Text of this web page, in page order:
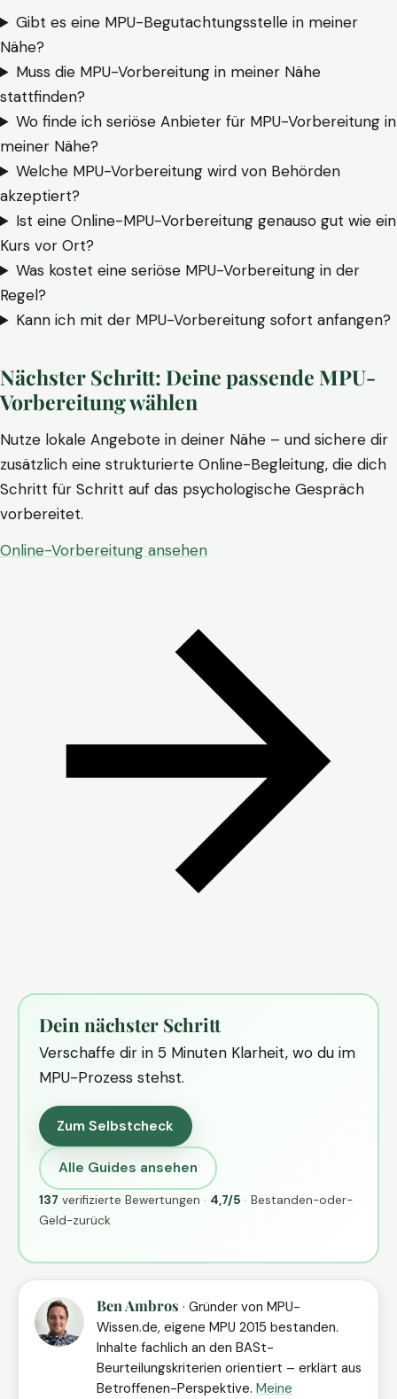
Gibt es eine MPU-Begutachtungsstelle in meiner
Nähe?
Muss die MPU-Vorbereitung in meiner Nähe
stattfinden?
Wo finde ich seriöse Anbieter für MPU-Vorbereitung in
meiner Nähe?
Welche MPU-Vorbereitung wird von Behörden
akzeptiert?
Ist eine Online-MPU-Vorbereitung genauso gut wie ein
Kurs vor Ort?
Was kostet eine seriöse MPU-Vorbereitung in der
Regel?
Kann ich mit der MPU-Vorbereitung sofort anfangen?
Nächster Schritt: Deine passende MPU-
Vorbereitung wählen
Nutze lokale Angebote in deiner Nähe – und sichere dir
zusätzlich eine strukturierte Online-Begleitung, die dich
Schritt für Schritt auf das psychologische Gespräch
vorbereitet.
Online-Vorbereitung ansehen
Dein nächster Schritt
Verschaffe dir in 5 Minuten Klarheit, wo du im
MPU-Prozess stehst.
Zum Selbstcheck
Alle Guides ansehen
137 verifizierte Bewertungen · 4,7/5 · Bestanden-oder-
Geld-zurück
Ben Ambros · Gründer von MPU-
Wissen.de, eigene MPU 2015 bestanden.
Inhalte fachlich an den BASt-
Beurteilungskriterien orientiert – erklärt aus
Betroffenen-Perspektive. Meine